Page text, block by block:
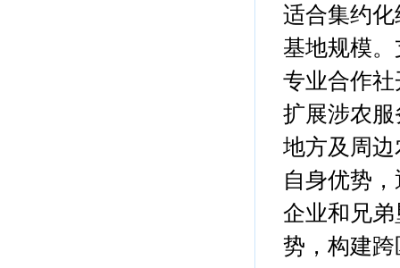
适合集约
基地规模
专业合作
扩展涉农
地方及周
自身优势
企业和兄
势，构建